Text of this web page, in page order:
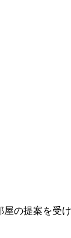
の提案を受